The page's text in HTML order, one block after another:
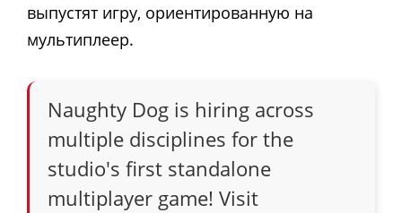
выпустят игру, ориентированную на
мультиплеер.
Naughty Dog is hiring across
multiple disciplines for the
studio's first standalone
multiplayer game! Visit